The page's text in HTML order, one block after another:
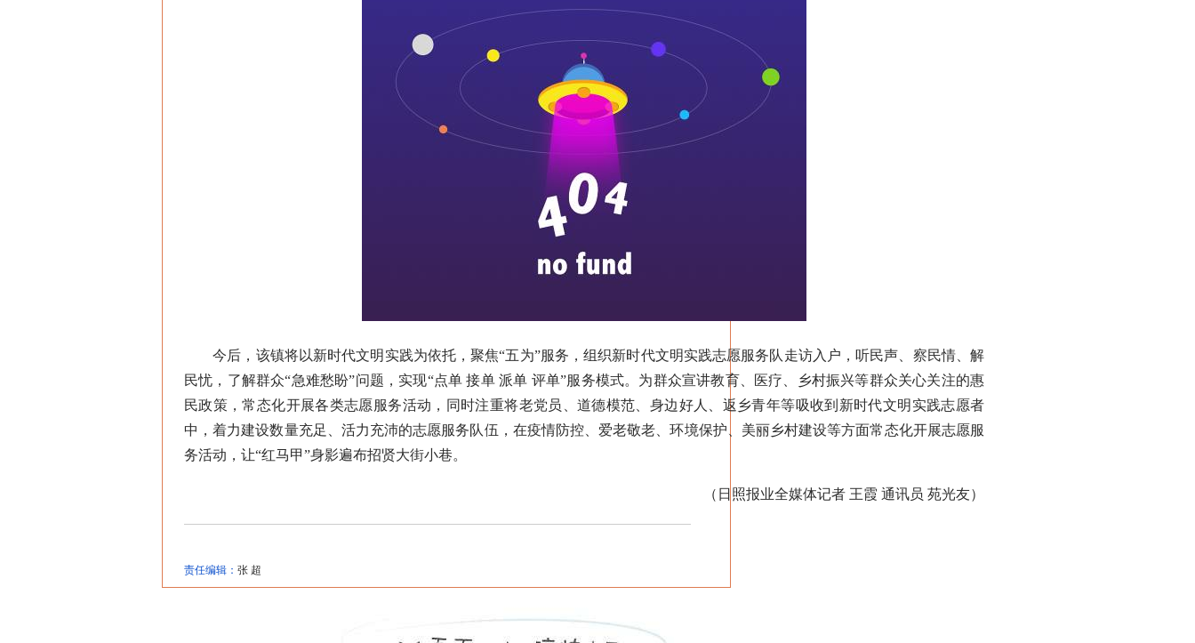
今后，该镇将以新时代文明实践为依托，聚焦“五为”服务，组织新时代文明实践志愿服务队走访入户，听民声、察民情、解
民忧，了解群众“急难愁盼”问题，实现“点单 接单 派单 评单”服务模式。为群众宣讲教育、医疗、乡村振兴等群众关心关注的惠
民政策，常态化开展各类志愿服务活动，同时注重将老党员、道德模范、身边好人、返乡青年等吸收到新时代文明实践志愿者
中，着力建设数量充足、活力充沛的志愿服务队伍，在疫情防控、爱老敬老、环境保护、美丽乡村建设等方面常态化开展志愿服
务活动，让“红马甲”身影遍布招贤大街小巷。
（日照报业全媒体记者 王霞 通讯员 苑光友）
责任编辑： 张 超